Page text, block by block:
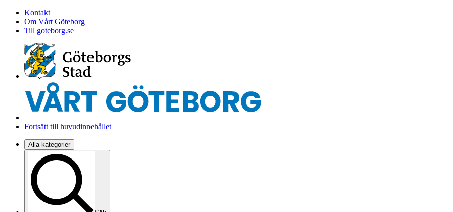
Kontakt
Om Vårt Göteborg
Till goteborg.se
Fortsätt till huvudinnehållet
Alla kategorier